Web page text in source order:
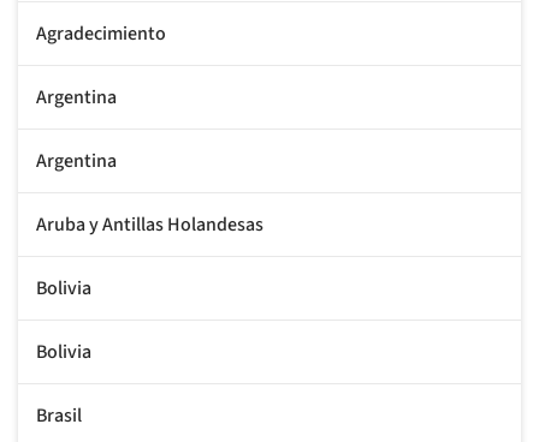
Agradecimiento
Argentina
Argentina
Aruba y Antillas Holandesas
Bolivia
Bolivia
Brasil